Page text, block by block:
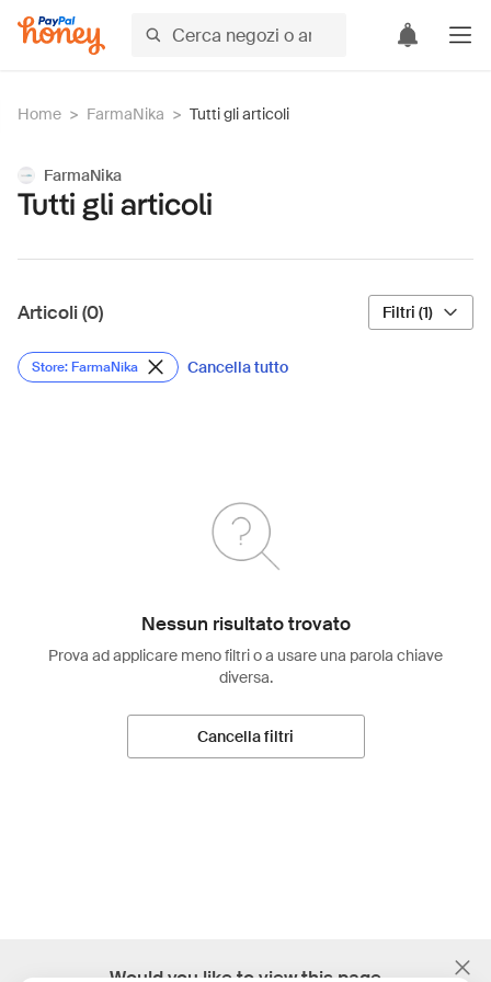
Home > FarmaNika > Tutti gli articoli
FarmaNika
Tutti gli articoli
Articoli (0) Filtri (1)
Store: FarmaNika Cancella tutto
Nessun risultato trovato
Prova ad applicare meno filtri o a usare una parola chiave
diversa.
Cancella filtri